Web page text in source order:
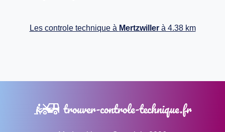
Les controle technique à Mertzwillerà 4.38 km
trouver-controle-technique.fr